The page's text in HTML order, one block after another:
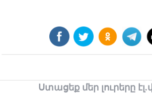
Ստացեք մեր լուրերը